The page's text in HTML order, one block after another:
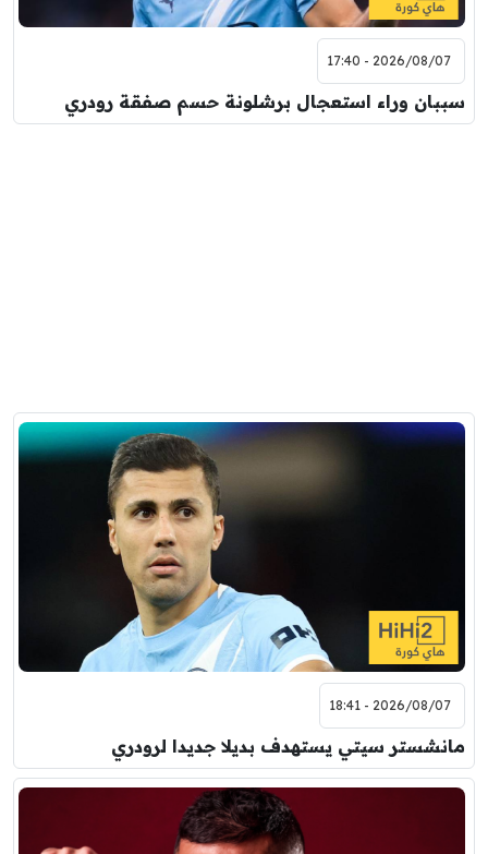
2026/08/07 - 17:40
سببان وراء استعجال برشلونة حسم صفقة رودري
2026/08/07 - 18:41
مانشستر سيتي يستهدف بديلا جديدا لرودري